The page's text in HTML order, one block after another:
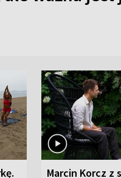
Marcin Korcz z